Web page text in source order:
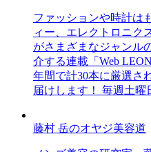
ファッションや時計は
ィー、エレクトロニク
がさまざまなジャンル
介する連載「Web
年間で計30本に厳選さ
届けします！ 毎週土曜
藤村 岳のオヤジ美容道